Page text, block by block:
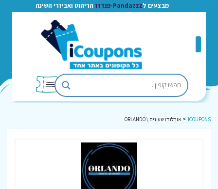
מבצעים ל Pandazzz-פנדזז הריהוט ואביזרי השינה
ICOUPONS
> אורלנדו שעונים \ ORLANDO